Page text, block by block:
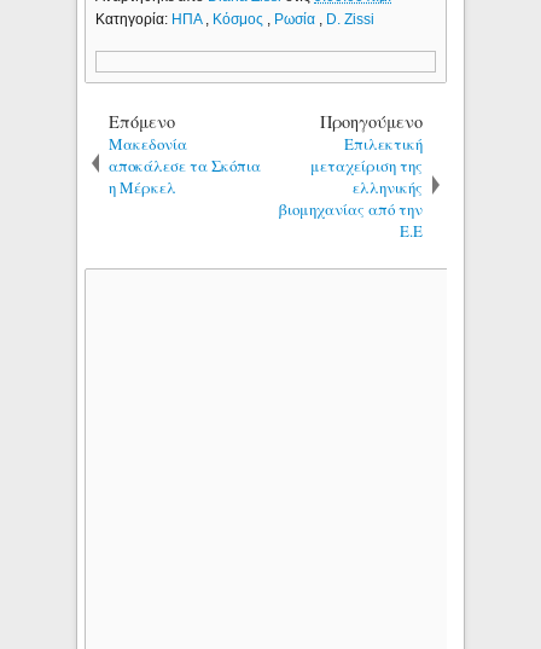
Κατηγορία: ΗΠΑ Κόσμος Ρωσία D. Zissi
Επόμενο
Μακεδονία
αποκάλεσε τα Σκόπια
η Μέρκελ
Προηγούμενο
Επιλεκτική
μεταχείριση της
ελληνικής
βιομηχανίας από την
Ε.Ε